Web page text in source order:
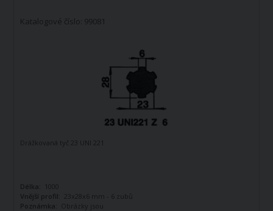
Katalogové číslo: 99081
Drážkovaná tyč 23 UNI 221
Délka:
1000
Vnější profil:
23x28x6 mm - 6 zubů
Poznámka:
Obrázky jsou